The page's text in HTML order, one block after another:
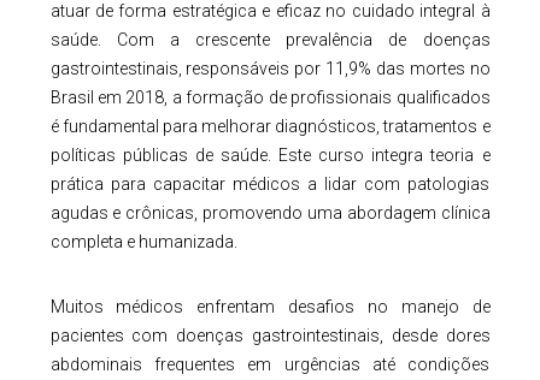
atuar de forma estratégica e eficaz no cuidado integral à
saúde. Com a crescente prevalência de doenças
gastrointestinais, responsáveis por 11,9% das mortes no
Brasil em 2018, a formação de profissionais qualificados
é fundamental para melhorar diagnósticos, tratamentos e
políticas públicas de saúde. Este curso integra teoria e
prática para capacitar médicos a lidar com patologias
agudas e crônicas, promovendo uma abordagem clínica
completa e humanizada.
Muitos médicos enfrentam desafios no manejo de
pacientes com doenças gastrointestinais, desde dores
abdominais frequentes em urgências até condições